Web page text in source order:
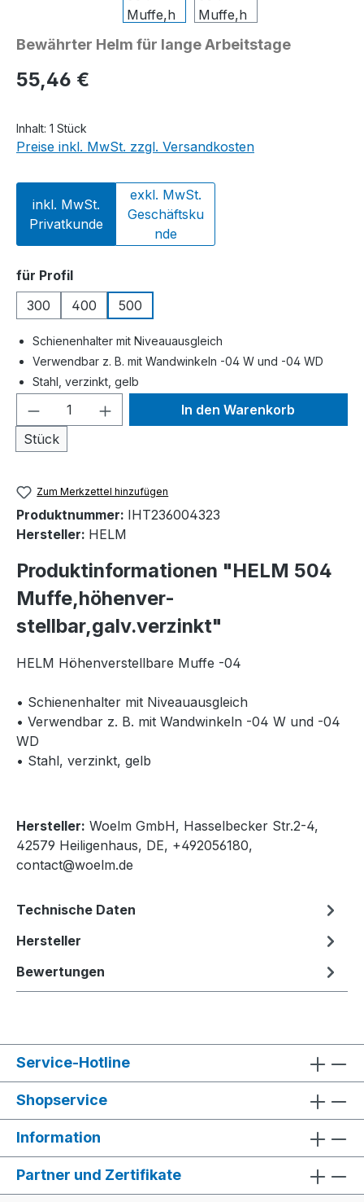
Bewährter Helm für lange Arbeitstage
Regulärer Preis:
55,46 €
Inhalt: 1 Stück
Preise inkl. MwSt. zzgl. Versandkosten
inkl. MwSt.
Privatkunde
exkl. MwSt.
Geschäftsku
nde
für Profilauswählen
300
400 500
Schienenhalter mit Niveauausgleich
Verwendbar z. B. mit Wandwinkeln -04 W und -04 WD
Stahl, verzinkt, gelb
Produkt Anzahl: Gib den
Stück
In den Warenkorb
Zum Merkzettel hinzufügen
Produktnummer: IHT236004323
Hersteller: HELM
Produktinformationen "HELM 504
Muffe,höhenver-
stellbar,galv.verzinkt"
HELM Höhenverstellbare Muffe -04
• Schienenhalter mit Niveauausgleich
• Verwendbar z. B. mit Wandwinkeln -04 W und -04
WD
• Stahl, verzinkt, gelb
Hersteller: Woelm GmbH, Hasselbecker Str.2-4,
42579 Heiligenhaus, DE, +492056180,
contact@woelm.de
Technische Daten
Hersteller
Bewertungen
Service-Hotline
Shopservice
Information
Partner und Zertifikate